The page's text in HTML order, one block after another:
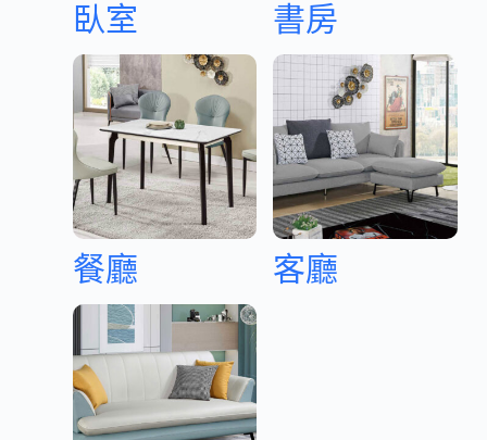
臥室 書房
餐廳 客廳